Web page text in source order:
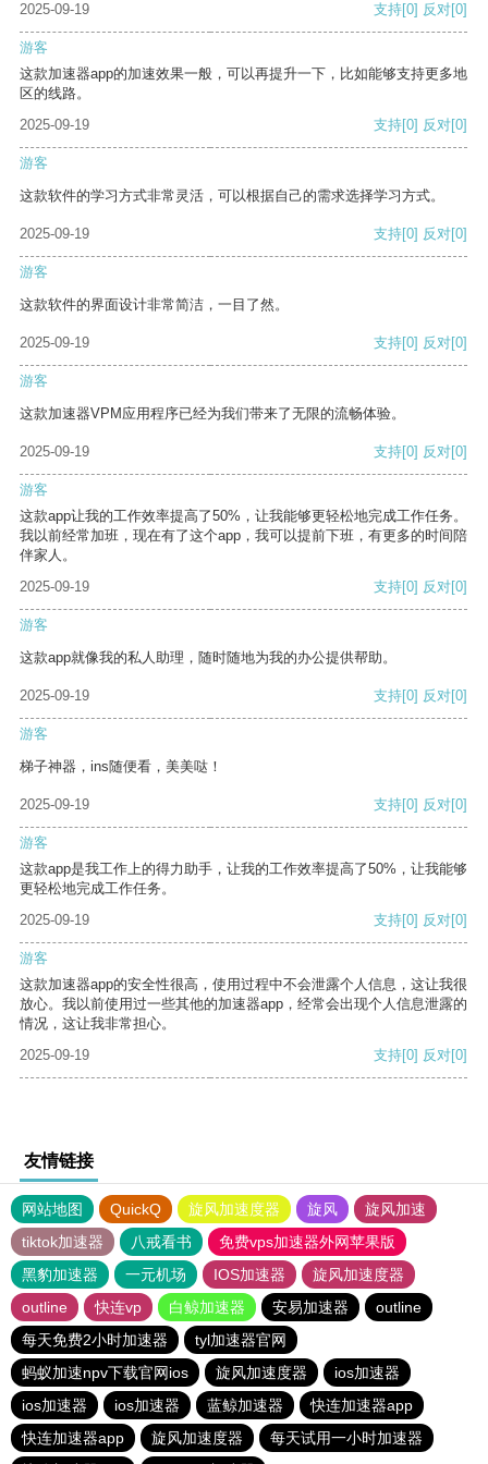
2025-09-19
支持[0] 反对[0]
游客
这款加速器app的加速效果一般，可以再提升一下，比如能够支持更多地
区的线路。
2025-09-19
支持[0] 反对[0]
游客
这款软件的学习方式非常灵活，可以根据自己的需求选择学习方式。
2025-09-19 支持[0] 反对[0]
游客
这款软件的界面设计非常简洁，一目了然。
2025-09-19 支持[0] 反对[0]
游客
这款加速器VPM应用程序已经为我们带来了无限的流畅体验。
2025-09-19 支持[0] 反对[0]
游客
这款app让我的工作效率提高了50%，让我能够更轻松地完成工作任务。
我以前经常加班，现在有了这个app，我可以提前下班，有更多的时间陪
伴家人。
2025-09-19
支持[0] 反对[0]
游客
这款app就像我的私人助理，随时随地为我的办公提供帮助。
2025-09-19 支持[0] 反对[0]
游客
梯子神器，ins随便看，美美哒！
2025-09-19 支持[0] 反对[0]
游客
这款app是我工作上的得力助手，让我的工作效率提高了50%，让我能够
更轻松地完成工作任务。
2025-09-19
支持[0] 反对[0]
游客
这款加速器app的安全性很高，使用过程中不会泄露个人信息，这让我很
放心。我以前使用过一些其他的加速器app，经常会出现个人信息泄露的
情况，这让我非常担心。
2025-09-19
支持[0] 反对[0]
友情链接
网站地图 QuickQ 旋风加速度器 旋风
旋风加速
tiktok加速器
八戒看书
免费vps加速器外网苹果版
黑豹加速器
一元机场 IOS加速器
旋风加速度器
outline
快连vp 白鲸加速器 安易加速器
outline
每天免费2小时加速器
tyl加速器官网
蚂蚁加速npv下载官网ios
旋风加速度器
ios加速器
ios加速器
ios加速器 蓝鲸加速器
快连加速器app
快连加速器app
旋风加速度器
每天试用一小时加速器